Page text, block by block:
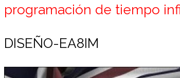
programación de tiempo
DISEÑO-EA8IM